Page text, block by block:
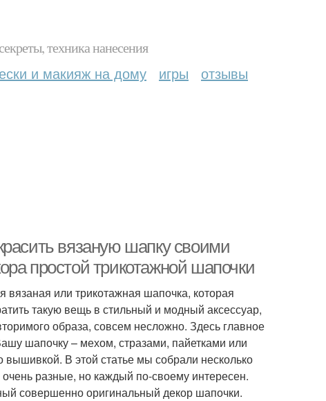
техника нанесения
и макияж на дому игры отзывы
вязаную шапку своими
простой трикотажной шапочки
вязаная или трикотажная шапочка, которая
такую вещь в стильный и модный аксессуар,
образа, совсем несложно. Здесь главное
шапочку – мехом, стразами, пайетками или
В этой статье мы собрали несколько
разные, но каждый по-своему интересен.
совершенно оригинальный декор шапочки.